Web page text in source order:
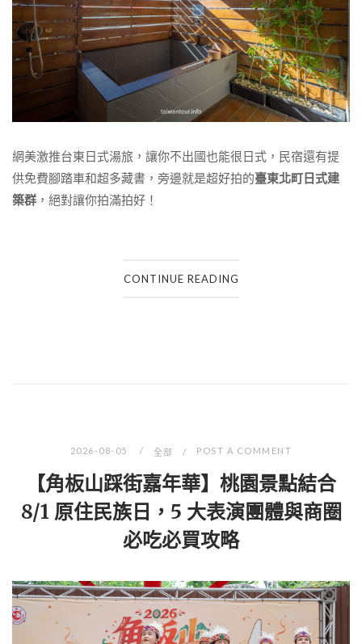
網美激推台東日式湯旅，讓你不出國也能很日式，民宿還有提
供免費腳踏車和超多藏書，旁邊就是超好拍的臺東北町日式建
築群 ，絕對讓你拍滿拍好！
CONTINUE READING
2026-08-05 全部 POST A COMMENT
【角板山踩街嘉年華】桃園景點結合
8/1 原住民族日，5 大表演團體與商圈
必吃必買攻略